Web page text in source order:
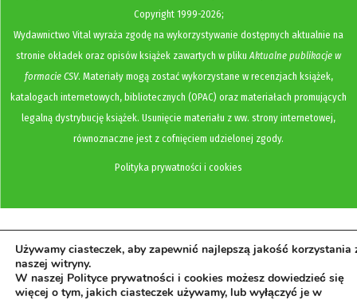
Copyright1999-2026;
Wydawnictwo Vital wyraża zgodę na wykorzystywanie dostępnych aktualnie na
stronie okładek oraz opisów książek zawartych w pliku Aktualne publikacje w
formacie CSV. Materiały mogą zostać wykorzystane w recenzjach książek,
katalogach internetowych, bibliotecznych (OPAC) oraz materiałach promujących
legalną dystrybucję książek. Usunięcie materiału z ww. strony internetowej,
równoznaczne jest z cofnięciem udzielonej zgody.
Polityka prywatności i cookies
Używamy ciasteczek, aby zapewnić najlepszą jakość korzystania
naszej witryny.
W naszej Polityce prywatności i cookies możesz dowiedzieć się
więcej o tym, jakich ciasteczek używamy, lub wyłączyć je w